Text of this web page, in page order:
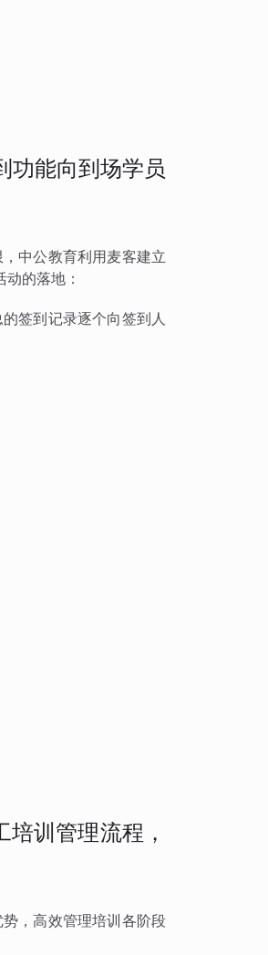
功能向到场学员
中公教育利用麦客建立
的落地：
签到记录逐个向签到人
训管理流程，
，高效管理培训各阶段